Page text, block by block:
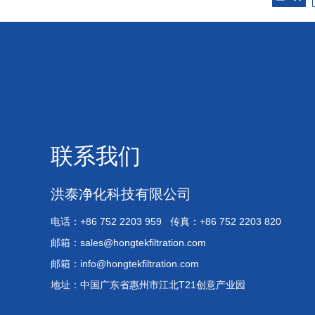
联系我们
洪泰净化科技有限公司
电话：+86 752 2203 959 传真：+86 752 2203 820
邮箱： sales@hongtekfiltration.com
邮箱： info@hongtekfiltration.com
地址：中国广东省惠州市江北T21创意产业园